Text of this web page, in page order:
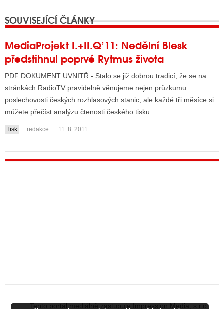
RADIA
RÁDIÍ
RÁDIÍ
VYSÍLAČE
TELEVIZE
INTERNET
RÁDIA
STRÁNKY RÁDIÍ
STRÁNKY TV
SOUVISEJÍCÍ ČLÁNKY
MediaProjekt I.+II.Q’11: Nedělní Blesk
předstihnul poprvé Rytmus života
PDF DOKUMENT UVNITŘ - Stalo se již dobrou tradicí, že se na
stránkách RadioTV pravidelně věnujeme nejen průzkumu
poslechovosti českých rozhlasových stanic, ale každé tři měsíce si
můžete přečíst analýzu čtenosti českého tisku...
Tisk redakce 11. 8. 2011
Tento portál mediálně zastupuje Impression Media, s.r.o.